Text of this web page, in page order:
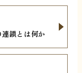
鎖とは何か